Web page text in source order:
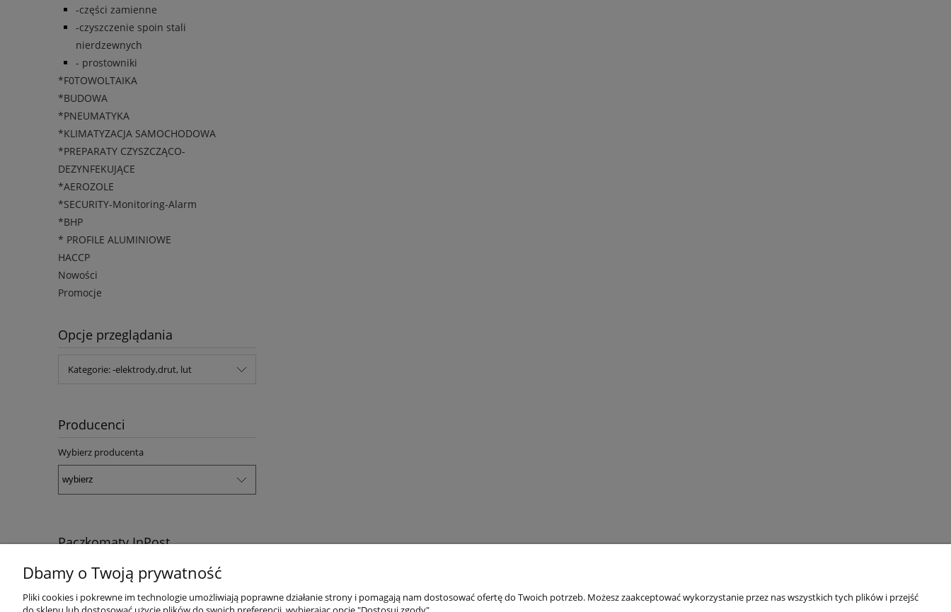
-części zamienne
-czyszczenie spoin stali
nierdzewnych
- prostowniki
*F0TOWOLTAIKA
*BUDOWA
*PNEUMATYKA
*KLIMATYZACJA SAMOCHODOWA
*PREPARATY CZYSZCZĄCO-
DEZYNFEKUJĄCE
*AEROZOLE
*SECURITY-Monitoring-Alarm
*BHP
* PROFILE ALUMINIOWE
HACCP
Nowości
Promocje
Opcje przeglądania
Kategorie: -elektrody,drut, lut
Producenci
Wybierz producenta
Paczkomaty InPost
Dbamy o Twoją prywatność
Pliki cookies i pokrewne im technologie umożliwiają poprawne działanie strony i pomagają nam dostosować ofertę do Twoich potrzeb. Możesz zaakceptować wykorzystanie przez nas wszystkich tych plików i przejść